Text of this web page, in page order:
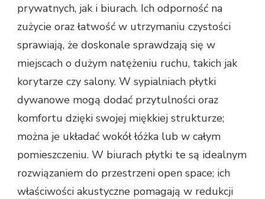
prywatnych, jak i biurach. Ich odporność na
zużycie oraz łatwość w utrzymaniu czystości
sprawiają, że doskonale sprawdzają się w
miejscach o dużym natężeniu ruchu, takich jak
korytarze czy salony. W sypialniach płytki
dywanowe mogą dodać przytulności oraz
komfortu dzięki swojej miękkiej strukturze;
można je układać wokół łóżka lub w całym
pomieszczeniu. W biurach płytki te są idealnym
rozwiązaniem do przestrzeni open space; ich
właściwości akustyczne pomagają w redukcji